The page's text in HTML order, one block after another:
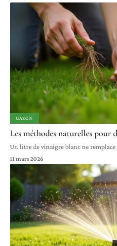
GAZON
Les méthodes naturelles pour
Un litre de vinaigre blanc ne remplace
11 mars 2026